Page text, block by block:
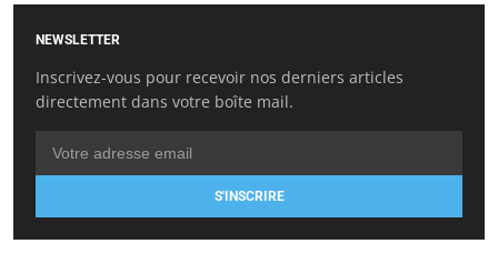
NEWSLETTER
Inscrivez-vous pour recevoir nos derniers articles
directement dans votre boîte mail.
S'INSCRIRE